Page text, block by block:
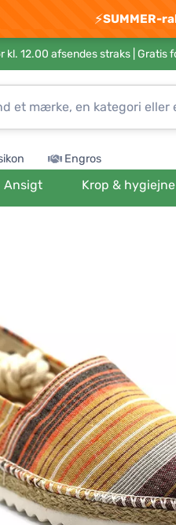
⚡SUMMER-
kl. 12.00 afsendes straks | Gratis
Engros
Ansigt Krop & hygiejne